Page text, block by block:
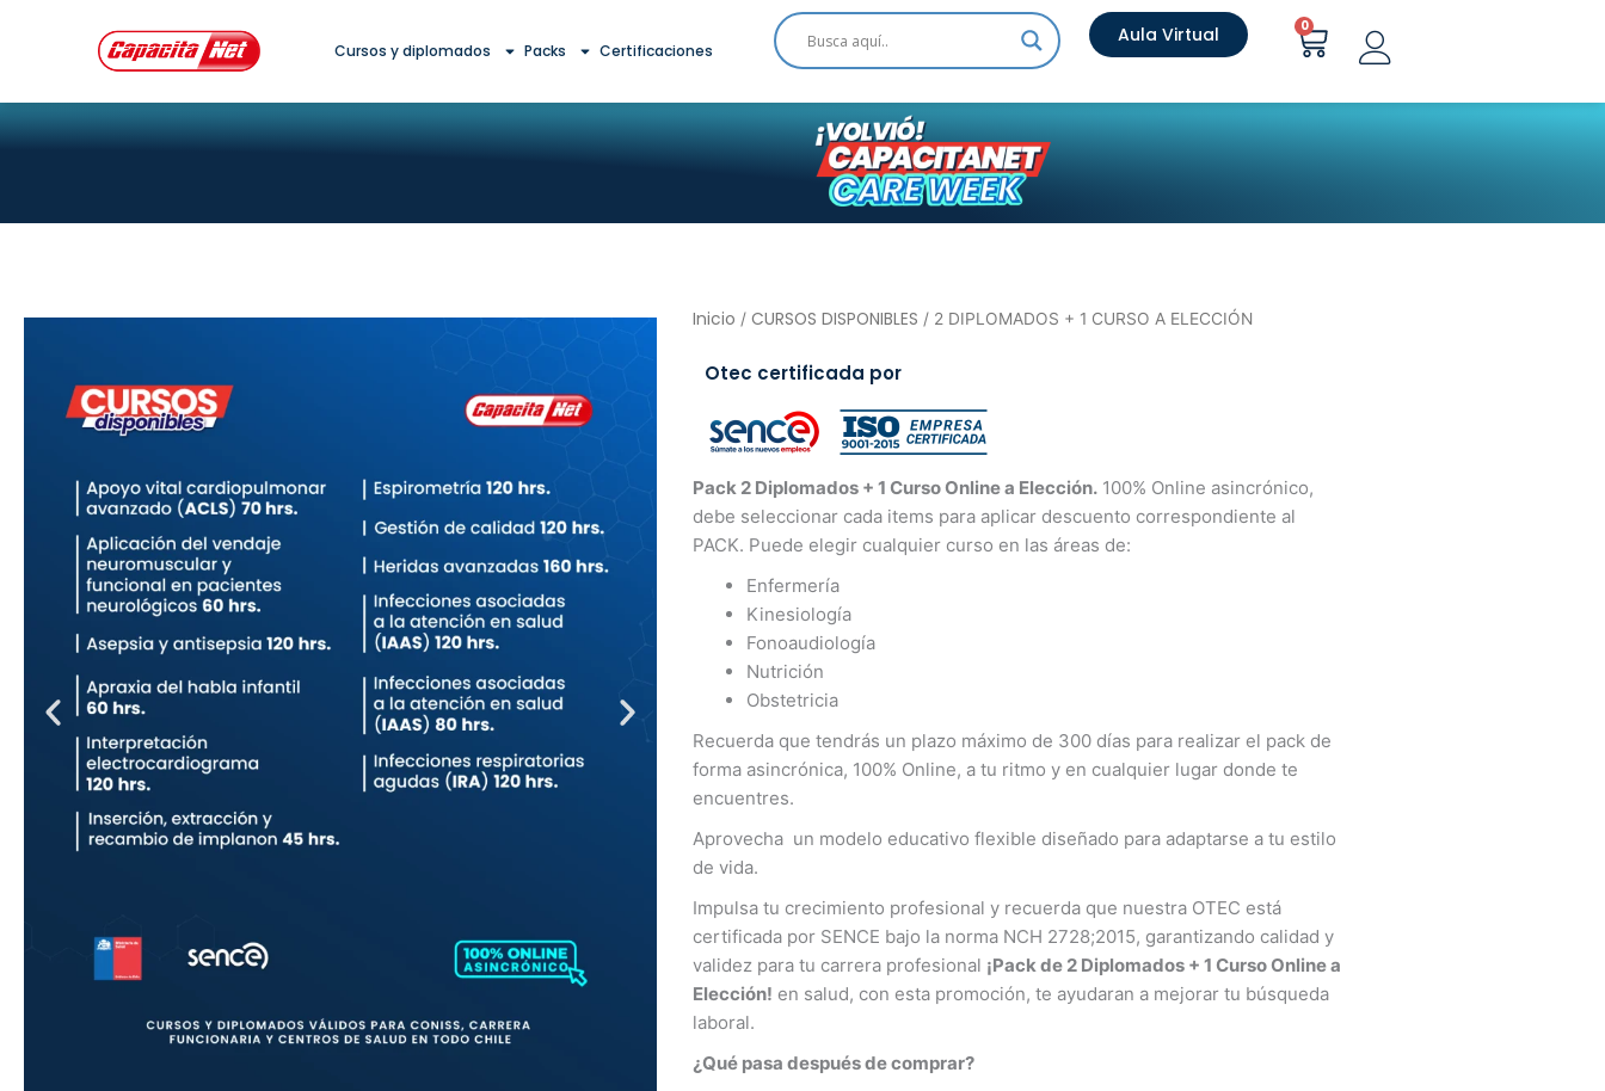
Cursos y diplomados Packs Certificaciones
Aula Virtual 0
Carrito
Inicio / CURSOS DISPONIBLES / 2 DIPLOMADOS + 1 CURSO A ELECCIÓN
Otec certificada por
Pack 2 Diplomados + 1 Curso Online a Elección. 100% Online asincrónico,
debe seleccionar cada items para aplicar descuento correspondiente al
PACK. Puede elegir cualquier curso en las áreas de:
Enfermería
Kinesiología
Fonoaudiología
Nutrición
Obstetricia
Recuerda que tendrás un plazo máximo de 300 días para realizar el pack de
forma asincrónica, 100% Online, a tu ritmo y en cualquier lugar donde te
encuentres.
Aprovecha un modelo educativo flexible diseñado para adaptarse a tu estilo
de vida.
Impulsa tu crecimiento profesional y recuerda que nuestra OTEC está
certificada por SENCE bajo la norma NCH 2728;2015, garantizando calidad y
validez para tu carrera profesional ¡Pack de 2 Diplomados + 1 Curso Online a
Elección! en salud, con esta promoción, te ayudaran a mejorar tu búsqueda
laboral.
¿Qué pasa después de comprar?